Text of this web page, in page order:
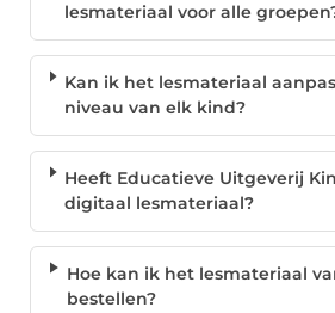
lesmateriaal voor alle
Kan ik het lesmateriaal
niveau van elk kind?
Heeft Educatieve Uitgeverij
digitaal lesmateriaal?
Hoe kan ik het lesmateriaal
bestellen?